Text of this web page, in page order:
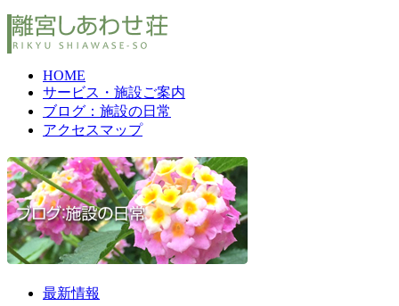
HOME
サービス・施設ご案内
ブログ：施設の日常
アクセスマップ
最新情報